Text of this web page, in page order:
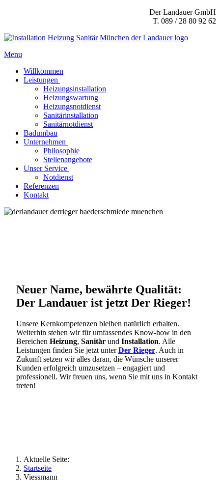
Der Landauer GmbH
T. 089 / 28 80 92 62
Menu
Willkommen
Leistungen
Heizungsinstallation
Heizungswartung
Heizungsnotdienst
Sanitärinstallation
Sanitärnotdienst
Badumbau
Unternehmen
Philosophie
Stellenangebote
Unser Service
Notdienst
Referenzen
Kontakt
Neuer Name, bewährte Qualität:
Der Landauer ist jetzt Der Rieger!
Unsere Kernkompetenzen bleiben natürlich erhalten.
Weiterhin stehen wir für umfassendes Know-how in den
Bereichen Heizung, Sanitär und Installation. Alle
Leistungen finden Sie jetzt unterDer Rieger. Auch in
Zukunft setzen wir alles daran, die Wünsche unserer
Kunden erfolgreich umzusetzen – engagiert und
professionell. Wir freuen uns, wenn Sie mit uns in Kontakt
treten!
Aktuelle Seite:
Startseite
Viessmann